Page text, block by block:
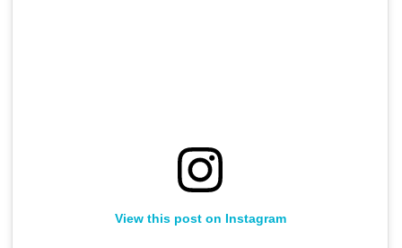
View this post on Instagram